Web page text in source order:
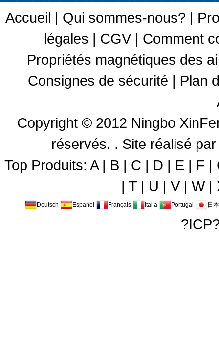
Accueil | Qui sommes-nous? |
légales | CGV | Comment
Propriétés magnétiques des
Consignes de sécurité | Plan
Copyright © 2012 Ningbo
réservés. . Site réalisé
Top Produits: A| B | C | D | E | F |
| T| U | V| W|
Deutsch Español Français Italia Portugal 日